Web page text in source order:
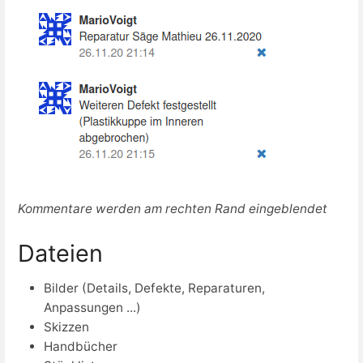
Kommentare werden am rechten Rand eingeblendet
Dateien
Bilder (Details, Defekte, Reparaturen,
Anpassungen ...)
Skizzen
Handbücher